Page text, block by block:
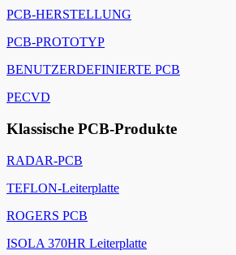
PCB-HERSTELLUNG
PCB-PROTOTYP
BENUTZERDEFINIERTE PCB
PECVD
Klassische PCB-Produkte
RADAR-PCB
TEFLON-Leiterplatte
ROGERS PCB
ISOLA 370HR Leiterplatte